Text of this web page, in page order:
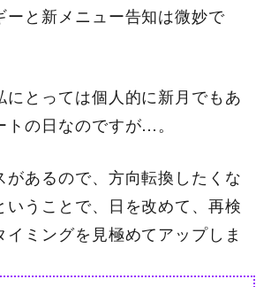
ーと新メニュー告知は微妙で
にとっては個人的に新月でもあ
トの日なのですが…。
があるので、方向転換したくな
いうことで、日を改めて、再検
イミングを見極めてアップしま